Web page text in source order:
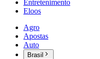
Entretenimento
Eloos
Agro
Apostas
Auto
Brasil